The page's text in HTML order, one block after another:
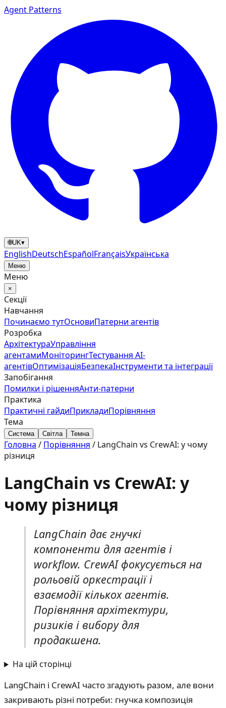
Agent Patterns
🌐UK▾
EnglishDeutschEspañolFrançaisУкраїнська
Меню
Меню
×
Секції
Навчання
Починаємо тутОсновиПатерни агентів
Розробка
АрхітектураУправління
агентамиМоніторингТестування AI-
агентівОптимізаціяБезпекаІнструменти та інтеграції
Запобігання
Помилки і рішенняАнти‑патерни
Практика
Практичні гайдиПрикладиПорівняння
Тема
Система Світла Темна
Головна / Порівняння / LangChain vs CrewAI: у чому
різниця
LangChain vs CrewAI: у
чому різниця
LangChain дає гнучкі
компоненти для агентів і
workflow. CrewAI фокусується на
рольовій оркестрації і
взаємодії кількох агентів.
Порівняння архітектури,
ризиків і вибору для
продакшена.
На цій сторінці
LangChain і CrewAI часто згадують разом, але вони
закривають різні потреби: гнучка композиція